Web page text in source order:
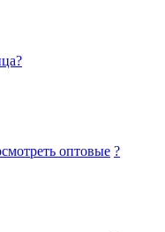
оптовые ?